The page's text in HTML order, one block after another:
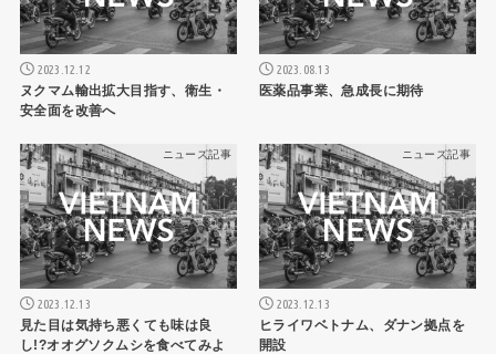
2023.12.12
ヌクマム輸出拡大目指す、衛生・
安全面を改善へ
2023.08.13
医薬品事業、急成長に期待
ニュース記事
2023.12.13
見た目は気持ち悪くても味は良
し!?オオグソクムシを食べてみよ
ニュース記事
2023.12.13
ヒライワベトナム、ダナン拠点を
開設